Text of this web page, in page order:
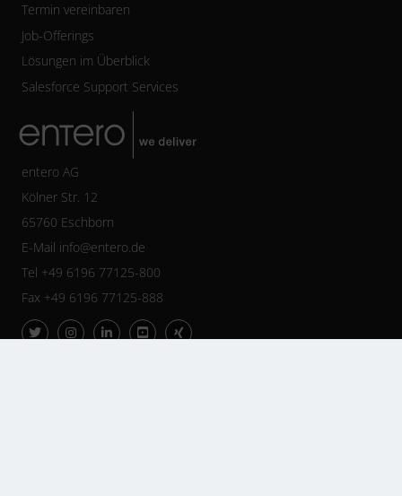
Termin vereinbaren
Job-Offerings
Lösungen im Überblick
Salesforce Support Services
entero AG
Kölner Str. 12
65760 Eschborn
E-Mail info@entero.de
Tel +49 6196 77125-800
Fax +49 6196 77125-888